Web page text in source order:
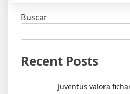
Buscar
Recent Posts
Juventus valora